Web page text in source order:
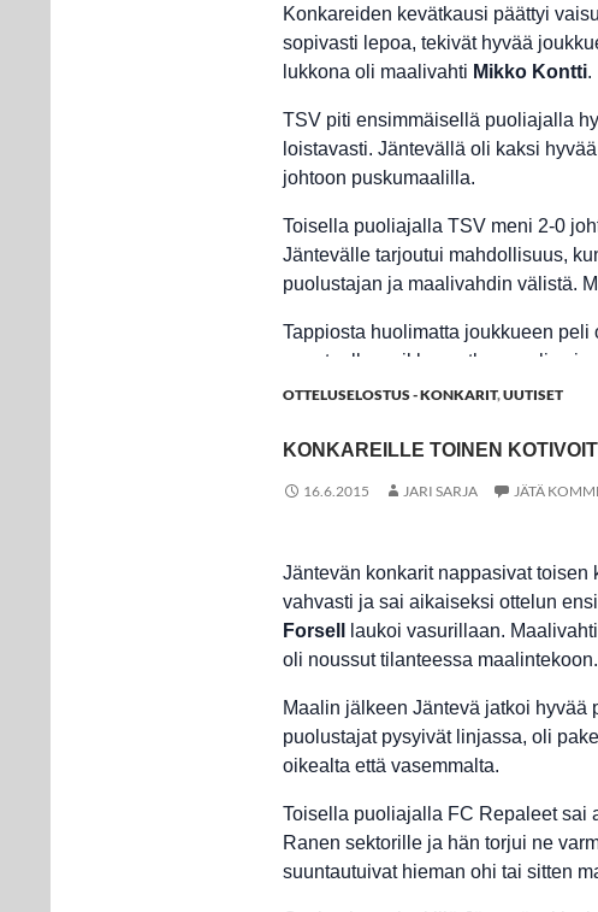
Konkareiden kevätkausi päättyi
sopivasti lepoa, tekivät hyvää
lukkona oli maalivahti Mikko Kontti.
TSV piti ensimmäisellä puoliajalla
loistavasti. Jäntevällä oli kaksi
johtoon puskumaalilla.
Toisella puoliajalla TSV meni 2-0
Jäntevälle tarjoutui mahdollisuus,
puolustajan ja maalivahdin välistä.
Tappiosta huolimatta joukkueen
asenteella, vaikka matkassa oli
OTTELUSELOSTUS - KONKARIT,UUTISET
KONKAREILLE TOINEN
16.6.2015 JARI SARJA JÄTÄ
Jäntevän konkarit nappasivat
vahvasti ja sai aikaiseksi ottelun
Forsell
laukoi vasurillaan.
oli noussut tilanteessa
Maalin jälkeen Jäntevä jatkoi
puolustajat pysyivät linjassa, oli
oikealta että vasemmalta.
Toisella puoliajalla FC Repaleet sai
Ranen sektorille ja hän torjui ne
suuntautuivat hieman ohi tai sitten